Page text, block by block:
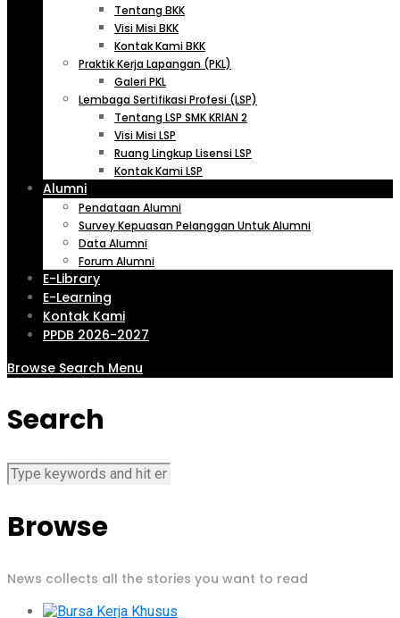
Tentang BKK
Visi Misi BKK
Kontak Kami BKK
Praktik Kerja Lapangan (PKL)
Galeri PKL
Lembaga Sertifikasi Profesi (LSP)
Tentang LSP SMK KRIAN 2
Visi Misi LSP
Ruang Lingkup Lisensi LSP
Kontak Kami LSP
Alumni
Pendataan Alumni
Survey Kepuasan Pelanggan Untuk Alumni
Data Alumni
Forum Alumni
E-Library
E-Learning
Kontak Kami
PPDB 2026-2027
Browse Search Menu
Search
Browse
News collects all the stories you want to read